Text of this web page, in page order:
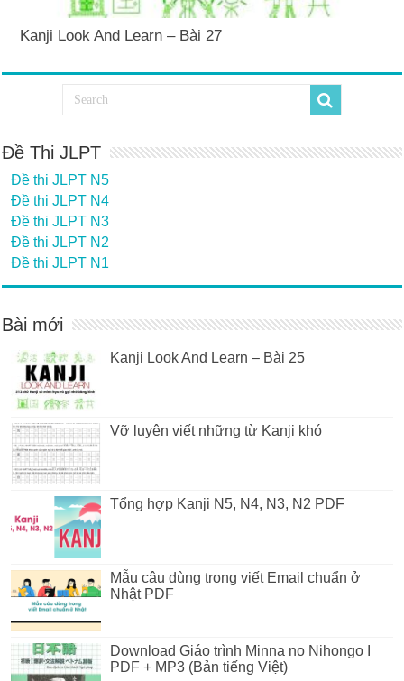
Kanji Look And Learn – Bài 27
Đề Thi JLPT
Đề thi JLPT N5
Đề thi JLPT N4
Đề thi JLPT N3
Đề thi JLPT N2
Đề thi JLPT N1
Bài mới
Kanji Look And Learn – Bài 25
Vỡ luyện viết những từ Kanji khó
Tổng hợp Kanji N5, N4, N3, N2 PDF
Mẫu câu dùng trong viết Email chuẩn ở
Nhật PDF
Download Giáo trình Minna no Nihongo I
PDF + MP3 (Bản tiếng Việt)